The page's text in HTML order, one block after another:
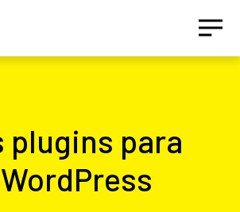
plugins para